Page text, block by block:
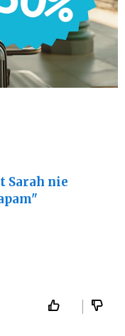
Sarah nie